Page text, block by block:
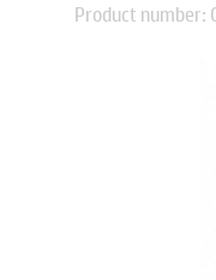
Product number: